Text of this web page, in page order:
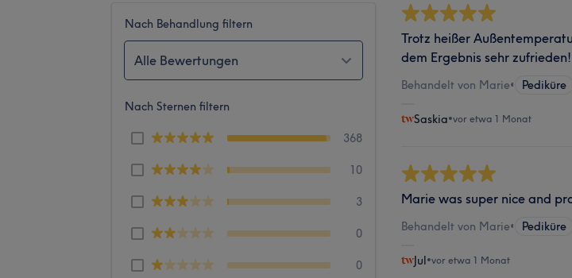
Nach Behandlung filtern
Alle Bewertungen
Nach Sternen filtern
368
10
3
0
0
Trotz heißer
dem Ergebnis sehr zufrieden!
Behandelt von Marie• Pediküre
Saskia•vor etwa 1 Monat
Marie was super nice and
Behandelt von Marie• Pediküre
Jul•vor etwa 1 Monat